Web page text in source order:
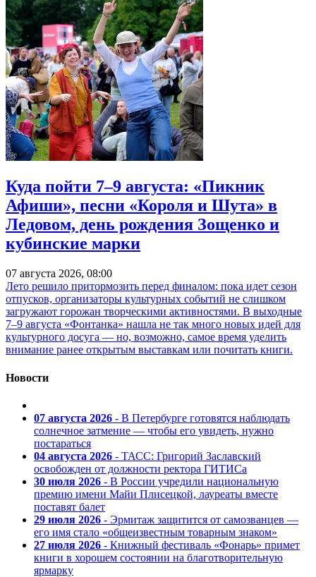
Куда пойти 7–9 августа: «Пикник
Афиши», песни «Короля и Шута» в
Ледовом, день рождения Зощенко и
кубинские марки
07 августа 2026, 08:00
Лето решило притормозить перед финалом: пока идет сезон
отпусков, организаторы культурных событий не слишком
загружают горожан творческими активностями. В выходные
7–9 августа «Фонтанка» нашла не так много новых идей для
культурного досуга — но, возможно, самое время уделить
внимание ранее открытым выставкам или почитать книги.
Новости
07 августа 2026 - В Петербурге готовятся наблюдать
солнечное затмение — чтобы его увидеть, нужно
постараться
04 августа 2026 - ТАСС: Григорий Заславский
освобожден от должности ректора ГИТИСа
30 июля 2026 - В России учредили национальную
премию имени Майи Плисецкой, лауреаты вместе
поставят балет
29 июля 2026 - Эрмитаж защитится от самозванцев —
его имя стало «общеизвестным товарным знаком»
27 июля 2026 - Книжный фестиваль «Фонарь» примет
книги в хорошем состоянии на благотворительную
ярмарку